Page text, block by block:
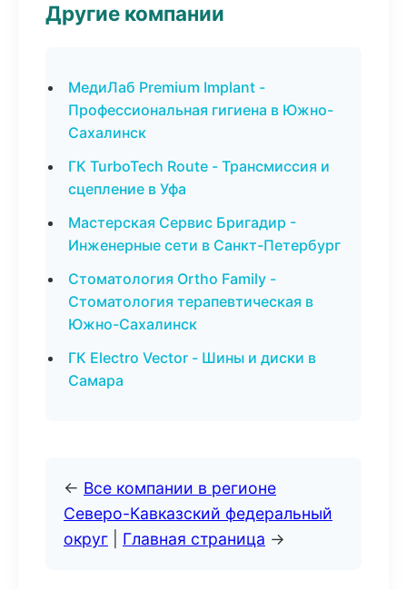
Другие компании
МедиЛаб Premium Implant -
Профессиональная гигиена в Южно-
Сахалинск
ГК TurboTech Route - Трансмиссия и
сцепление в Уфа
Мастерская Сервис Бригадир -
Инженерные сети в Санкт-Петербург
Стоматология Ortho Family -
Стоматология терапевтическая в
Южно-Сахалинск
ГК Electro Vector - Шины и диски в
Самара
← Все компании в регионе
Северо-Кавказский федеральный
округ
Главная страница →